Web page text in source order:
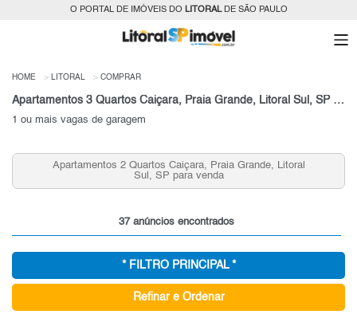
O PORTAL DE IMÓVEIS DO LITORALDE SÃO PAULO
HOME LITORAL COMPRAR
Apartamentos 3 Quartos Caiçara, Praia Grande, Litoral Sul, SP para venda
1 ou mais vagas de garagem
Apartamentos 2 Quartos Caiçara, Praia Grande, Litoral
Sul, SP para venda
37 anúncios encontrados
* FILTRO PRINCIPAL *
Refinar e Ordenar